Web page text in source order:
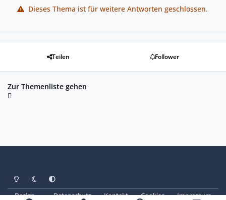
Dieses Thema ist für weitere Antworten geschlossen.
Teilen Follower
Zur Themenliste gehen
Heller ModusDunkler Modus
Systemeinstellung
Design Datenschutz Kontakt Cookies Impressum